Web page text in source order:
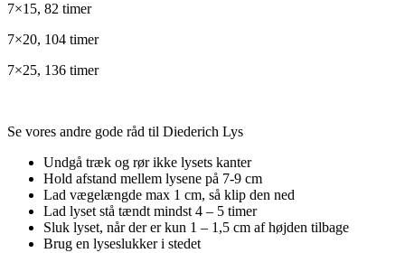
7×15, 82 timer
7×20, 104 timer
7×25, 136 timer
Se vores andre gode råd til Diederich Lys
Undgå træk og rør ikke lysets kanter
Hold afstand mellem lysene på 7-9 cm
Lad vægelængde max 1 cm, så klip den ned
Lad lyset stå tændt mindst 4 – 5 timer
Sluk lyset, når der er kun 1 – 1,5 cm af højden tilbage
Brug en lyseslukker i stedet